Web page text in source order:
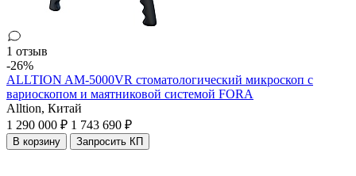
1 отзыв
-26%
ALLTION AM-5000VR стоматологический микроскоп с
вариоскопом и маятниковой системой FORA
Alltion, Китай
1 290 000 ₽ 1 743 690 ₽
В корзину Запросить КП